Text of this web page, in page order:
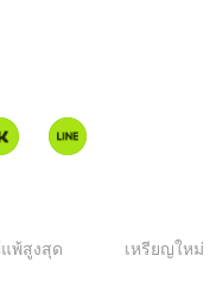
engagement
to be built on the XRP
and Healthcare
and Healthcare
พ้สูงสุด เหรียญใหม่